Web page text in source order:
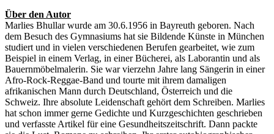
Über den Autor
Marlies Bhullar wurde am 30.6.1956 in Bayreuth geboren. Nach
dem Besuch des Gymnasiums hat sie Bildende Künste in München
studiert und in vielen verschiedenen Berufen gearbeitet, wie zum
Beispiel in einem Verlag, in einer Bücherei, als Laborantin und als
Bauernmöbelmalerin. Sie war vierzehn Jahre lang Sängerin in einer
Afro-Rock-Reggae-Band und tourte mit ihrem damaligen
afrikanischen Mann durch Deutschland, Österreich und die
Schweiz. Ihre absolute Leidenschaft gehört dem Schreiben. Marlies
hat schon immer gerne Gedichte und Kurzgeschichten geschrieben
und verfasste Artikel für eine Gesundheitszeitschrift. Dann packte